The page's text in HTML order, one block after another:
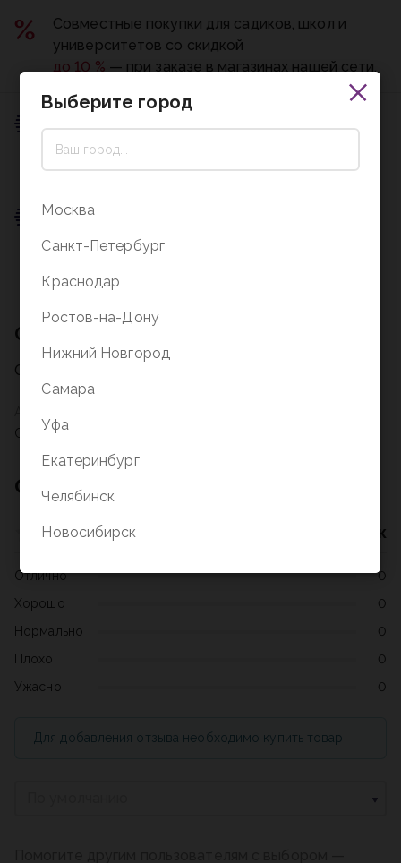
С0223-77
Описание
Описание на стадии заполнения
Совместные покупки для садиков, школ и
университетов со скидкой
до 10 % — при заказе в магазинах нашей сети.
0 ₽
Пункт выдачи
0 ₽
Отзывы о товаре
Нет оценок
Отлично
0
Хорошо
0
Нормально
0
Плохо
0
Ужасно
0
Для добавления отзыва необходимо купить товар
Выберите город
Москва
Санкт-Петербург
Краснодар
Ростов-на-Дону
Нижний Новгород
Самара
Уфа
Екатеринбург
Челябинск
Новосибирск